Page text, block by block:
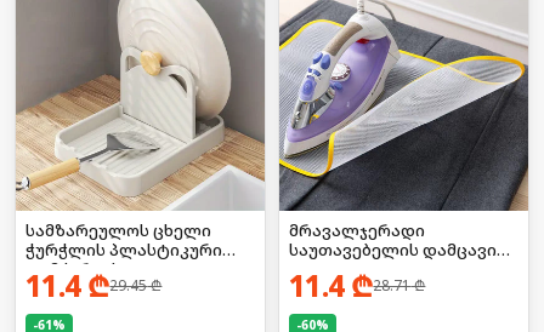
სამზარეულოს ცხელი
ჭურჭლის პლასტიკური
დამჭერი/ საკიდი
11.4₾29.45₾
-61%
მრავალჯერადი
საუთავებელის დამცავი
11.4₾28.71₾
-60%